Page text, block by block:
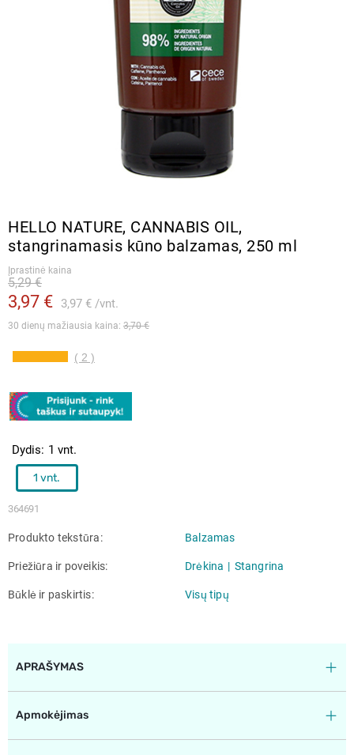
HELLO NATURE, CANNABIS OIL,
stangrinamasis kūno balzamas, 250 ml
Įprastinė kaina
3,97 € 3,97 € vnt.
5,29 €
30 dienų mažiausia kaina: 3,70 €
( 2 )
364691
Dydis 1 vnt.
1 vnt.
Produkto tekstūra Balzamas
Priežiūra ir poveikis Drėkina Stangrina
Būklė ir paskirtis Visų tipų
APRAŠYMAS
Apmokėjimas